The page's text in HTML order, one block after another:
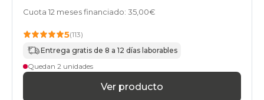
Cuota 12 meses financiado: 35,00€
5(113)
Entrega gratis de 8 a 12 días laborables
Quedan 2 unidades
Ver producto